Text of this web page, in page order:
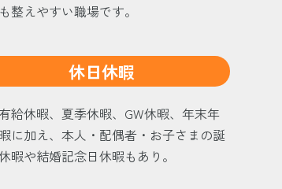
整えやすい職場です。
休日休暇
給休暇、夏季休暇、GW休暇、年末年
に加え、本人・配偶者・お子さまの誕
暇や結婚記念日休暇もあり。